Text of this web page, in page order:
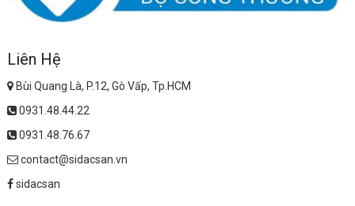
Liên Hệ
Bùi Quang Là, P.12, Gò Vấp, Tp.HCM
0931.48.44.22
0931.48.76.67
contact@sidacsan.vn
sidacsan